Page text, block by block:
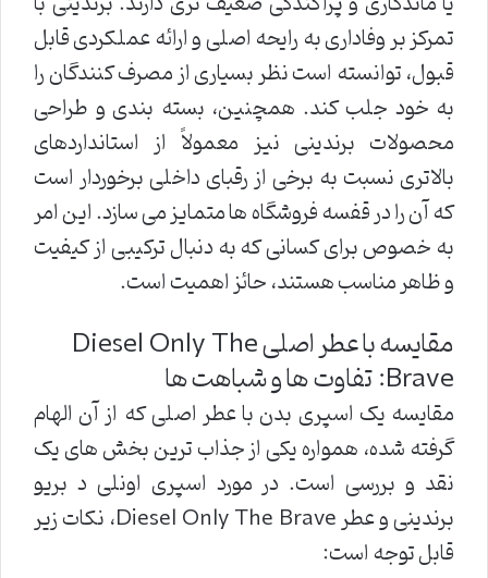
تمرکز بر وفاداری به رایحه اصلی و ارائه عملکردی قابل
قبول، توانسته است نظر بسیاری از مصرف کنندگان را
به خود جلب کند. همچنین، بسته بندی و طراحی
محصولات برندینی نیز معمولاً از استانداردهای
بالاتری نسبت به برخی از رقبای داخلی برخوردار است
که آن را در قفسه فروشگاه ها متمایز می سازد. این امر
به خصوص برای کسانی که به دنبال ترکیبی از کیفیت
و ظاهر مناسب هستند، حائز اهمیت است.
مقایسه با عطر اصلی Diesel Only The
Brave: تفاوت ها و شباهت ها
مقایسه یک اسپری بدن با عطر اصلی که از آن الهام
گرفته شده، همواره یکی از جذاب ترین بخش های یک
نقد و بررسی است. در مورد اسپری اونلی د بریو
برندینی و عطر Diesel Only The Brave، نکات زیر
قابل توجه است: